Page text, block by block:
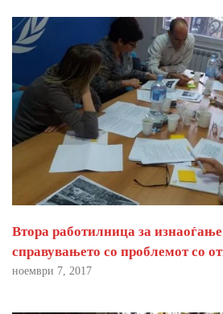
Втора работилница за
справувањето со проблемот со
ноември 7, 2017